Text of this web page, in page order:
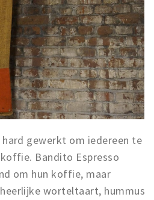
gewerkt om iedereen te
Bandito Espresso
om hun koffie, maar
worteltaart, hummus